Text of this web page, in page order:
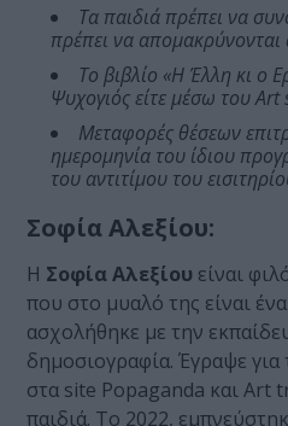
Τα παιδιά πρέπει να
πρέπει να
Το βιβλίο «Η Έλλη κι ο
Ψυχογιός είτε μέσω του
Μεταφορές θέσεων
ημερομηνία του ίδιου
του αντιτίμου του
Σοφία Αλεξίου:
Η Σοφία Αλεξίου είναι
που στο μυαλό της είναι
ασχολήθηκε με την
δημοσιογραφία. Έγραψε για
στα site Popaganda και Art
παιδιά. Το 2022,